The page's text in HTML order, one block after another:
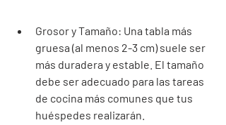
Grosor y Tamaño: Una tabla más
gruesa (al menos 2-3 cm) suele ser
más duradera y estable. El tamaño
debe ser adecuado para las tareas
de cocina más comunes que tus
huéspedes realizarán.